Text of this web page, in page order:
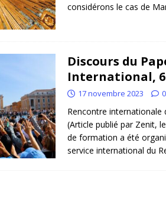
considérons le cas de
Discours du
International, 6
17 novembre 2023 0
Rencontre internationale
(Article publié par Zenit,
de formation a été
service international du